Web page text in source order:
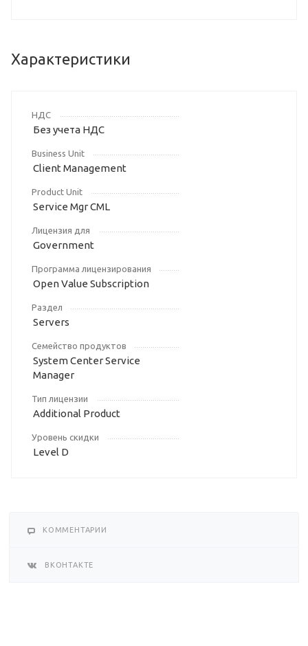
Характеристики
НДС
Без учета НДС
Business Unit
Client Management
Product Unit
Service Mgr CML
Лицензия для
Government
Программа лицензирования
Open Value Subscription
Раздел
Servers
Семейство продуктов
System Center Service
Manager
Тип лицензии
Additional Product
Уровень скидки
Level D
КОММЕНТАРИИ
ВКОНТАКТЕ